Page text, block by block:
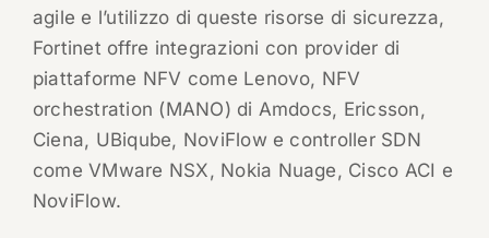
agile e l’utilizzo di queste risorse di sicurezza,
Fortinet offre integrazioni con provider di
piattaforme NFV come Lenovo, NFV
orchestration (MANO) di Amdocs, Ericsson,
Ciena, UBiqube, NoviFlow e controller SDN
come VMware NSX, Nokia Nuage, Cisco ACI e
NoviFlow.